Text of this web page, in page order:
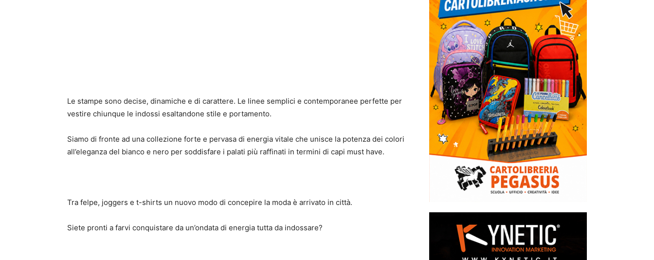
Le stampe sono decise, dinamiche e di carattere. Le linee semplici e contemporanee perfette per
vestire chiunque le indossi esaltandone stile e portamento.
Siamo di fronte ad una collezione forte e pervasa di energia vitale che unisce la potenza dei colori
all’eleganza del bianco e nero per soddisfare i palati più raffinati in termini di capi must have.
Tra felpe, joggers e t-shirts un nuovo modo di concepire la moda è arrivato in città.
Siete pronti a farvi conquistare da un’ondata di energia tutta da indossare?